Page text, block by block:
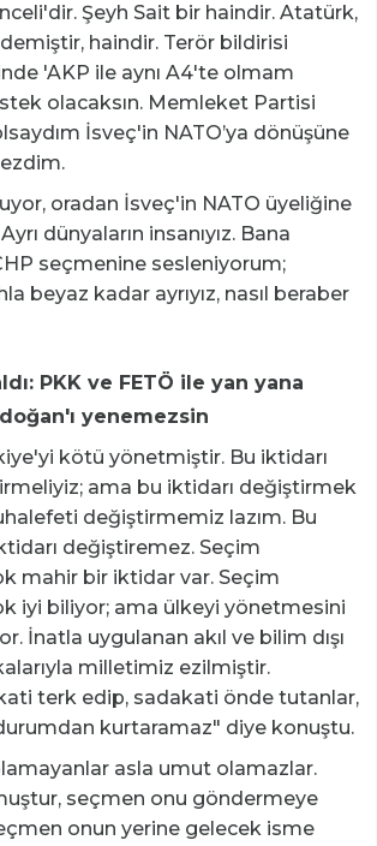
Şeyh Sait bir haindir. Atatürk,
haindir. Terör bildirisi
'AKP ile aynı A4'te olmam
olacaksın. Memleket Partisi
İsveç'in NATO’ya dönüşüne
oradan İsveç'in NATO üyeliğine
dünyaların insanıyız. Bana
seçmenine sesleniyorum;
beyaz kadar ayrıyız, nasıl beraber
PKK ve FETÖ ile yan yana
yenemezsin
kötü yönetmiştir. Bu iktidarı
ama bu iktidarı değiştirmek
değiştirmemiz lazım. Bu
değiştiremez. Seçim
mahir bir iktidar var. Seçim
iyi biliyor; ama ülkeyi yönetmesini
İnatla uygulanan akıl ve bilim dışı
milletimiz ezilmiştir.
terk edip, sadakati önde tutanlar,
kurtaramaz" diye konuştu.
asla umut olamazlar.
seçmen onu göndermeye
onun yerine gelecek isme